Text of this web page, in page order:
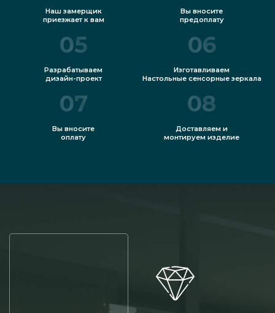
Наш замерщик
приезжает к вам
Вы вносите
предоплату
05
Разрабатываем
дизайн-проект
06
Изготавливаем
Настольные сенсорные зеркала
07
Вы вносите
оплату
08
Доставляем и
монтируем изделие